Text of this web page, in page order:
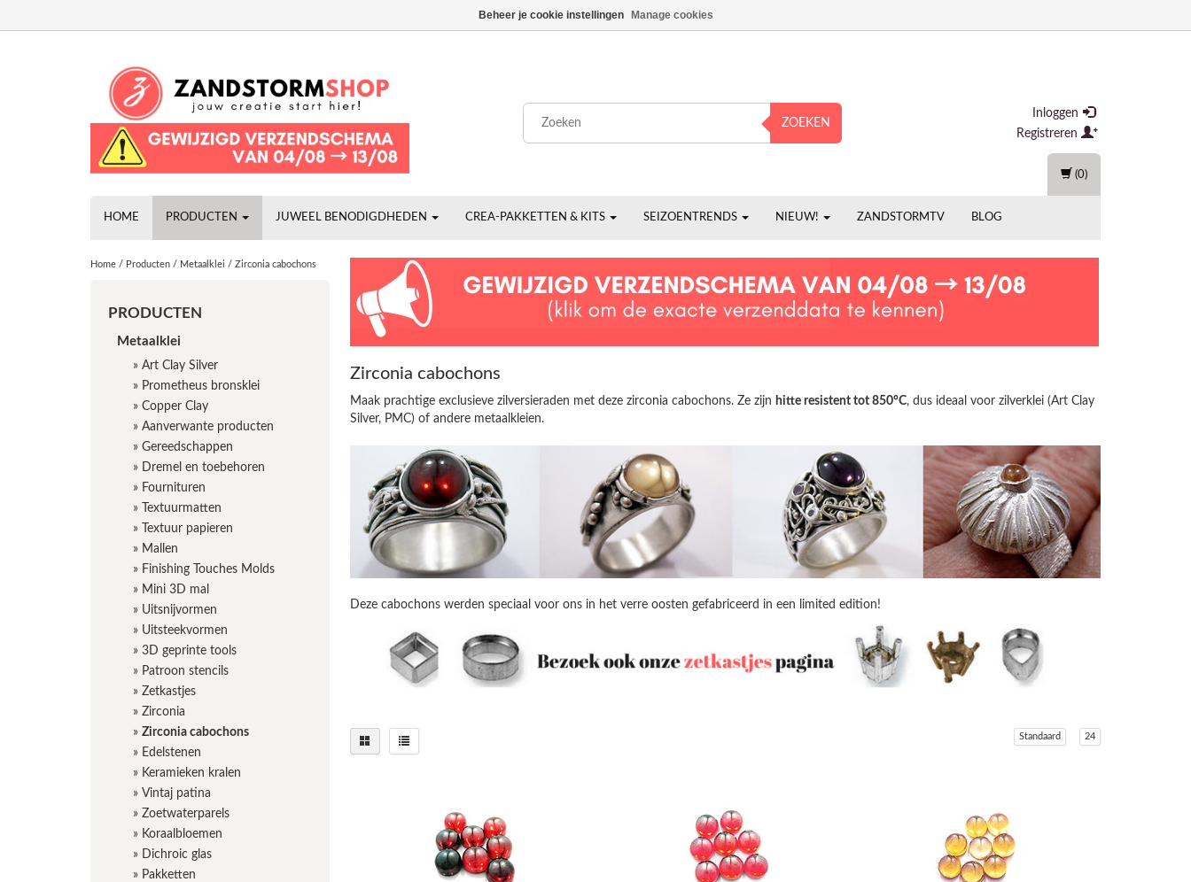
ZOEKEN
Inloggen
Registreren
HOME PRODUCTEN JUWEEL BENODIGDHEDEN CREA-PAKKETTEN & KITS SEIZOENTRENDS NIEUW! ZANDSTORMTV BLOG
(0)
Home / Producten / Metaalklei / Zirconia cabochons
PRODUCTEN
Metaalklei
» Art Clay Silver
» Prometheus bronsklei
» Copper Clay
» Aanverwante producten
» Gereedschappen
» Dremel en toebehoren
» Fournituren
»
Textuurmatten
»
Textuur papieren
» Mallen
» Finishing Touches Molds
» Mini 3D mal
» Uitsnijvormen
» Uitsteekvormen
» 3D geprinte tools
» Patroon stencils
» Zetkastjes
» Zirconia
» Zirconia cabochons
» Edelstenen
» Keramieken kralen
» Vintaj patina
» Zoetwaterparels
» Koraalbloemen
» Dichroic glas
» Pakketten
Zirconia cabochons
Maak prachtige exclusieve zilversieraden met deze zirconia cabochons. Ze zijn hitte resistent tot 850°C, dus ideaal voor zilverklei (Art Clay
Silver, PMC) of andere metaalkleien.
Deze cabochons werden speciaal voor ons in het verre oosten gefabriceerd in een limited edition!
Standaard 24
Beheer je cookie instellingen Manage cookies